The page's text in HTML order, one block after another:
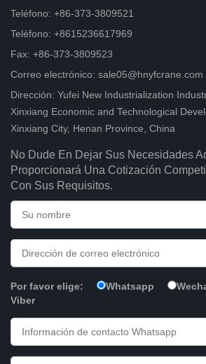
Teléfono: +86-373-3809521
Teléfono: +8615236617969
Fax: +86-373-3809523
Correo electrónico: sale05@hnyfcrane.com
Dirección: Yufei New Industrialization
Xinxiang Economic and Technological
Xinxiang City, Henan Province, China
No Dude En Dejar Sus Necesidades
Proporcionará Una Cotización
Con Sus Requisitos.
Por favor elige: Whatsapp
Viber